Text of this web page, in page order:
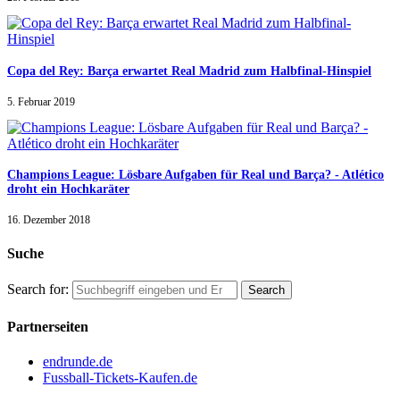
Copa del Rey: Barça erwartet Real Madrid zum Halbfinal-Hinspiel
5. Februar 2019
Champions League: Lösbare Aufgaben für Real und Barça? - Atlético
droht ein Hochkaräter
16. Dezember 2018
Suche
Search for:
Partnerseiten
endrunde.de
Fussball-Tickets-Kaufen.de